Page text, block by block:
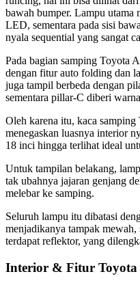
bawah bumper. Lampu utama
LED, sementara pada sisi
nyala sequential yang sangat
Pada bagian samping Toyota
dengan fitur auto folding dan
juga tampil berbeda dengan
sementara pillar-C diberi
Oleh karena itu, kaca
menegaskan luasnya interior
18 inci hingga terlihat ideal
Untuk tampilan belakang,
tak ubahnya jajaran genjang
melebar ke samping.
Seluruh lampu itu dibatasi
menjadikanya tampak mewah,
terdapat reflektor, yang
Interior & Fitur